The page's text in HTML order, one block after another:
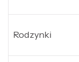
Rodzynki